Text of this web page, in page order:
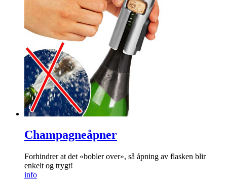
Multiskrin
Perfekt til sysaker, skruer, fiskesluker eller andre småting.
info
kr199
Kjøp